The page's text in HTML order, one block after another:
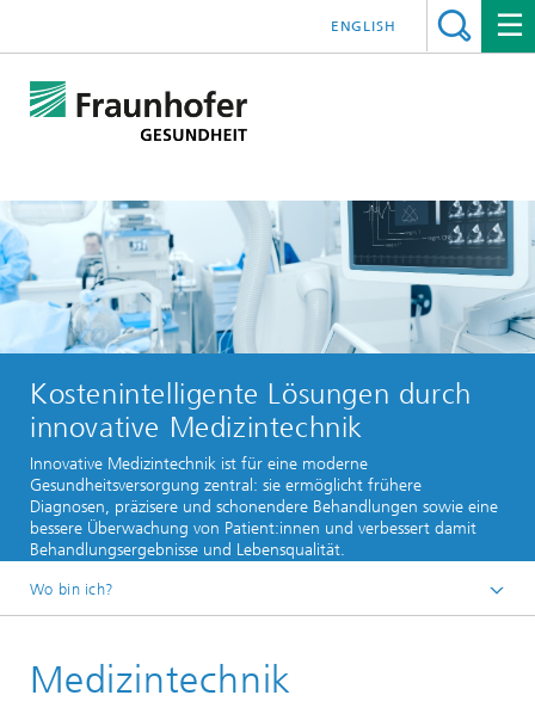
ENGLISH
Kostenintelligente Lösungen durch
innovative Medizintechnik
Innovative Medizintechnik ist für eine moderne
Gesundheitsversorgung zentral: sie ermöglicht frühere
Diagnosen, präzisere und schonendere Behandlungen sowie eine
bessere Überwachung von Patient:innen und verbessert damit
Behandlungsergebnisse und Lebensqualität.
Wo bin ich?
Medizintechnik